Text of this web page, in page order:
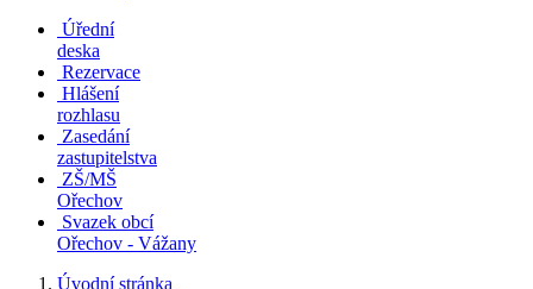
Úřední
deska
Rezervace
Hlášení
rozhlasu
Zasedání
zastupitelstva
ZŠ/MŠ
Ořechov
Svazek obcí
Ořechov - Vážany
Úvodní stránka